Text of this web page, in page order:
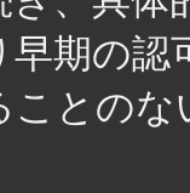
早期の認
ことのな